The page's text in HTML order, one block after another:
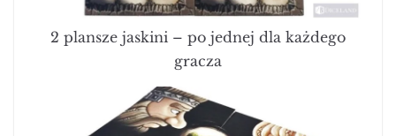
2 plansze jaskini – po jednej dla każdego
gracza